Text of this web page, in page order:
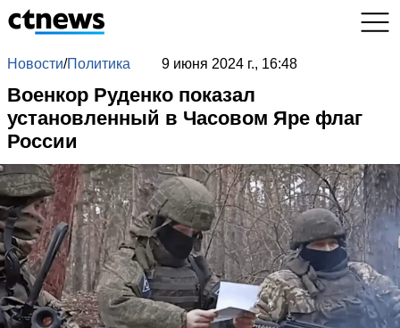
Новости/Политика 9 июня 2024 г., 16:48
Военкор Руденко показал
установленный в Часовом Яре флаг
России